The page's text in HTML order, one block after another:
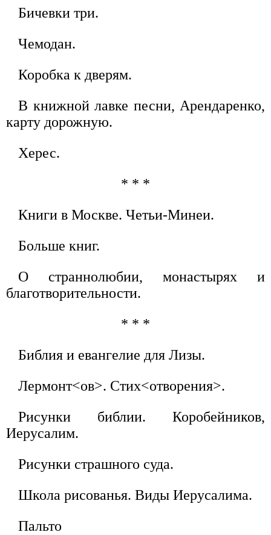
Бичевки три.
Чемодан.
Коробка к дверям.
В книжной лавке песни, Арендаренко,
карту дорожную.
Херес.
* * *
Книги в Москве. Четьи-Минеи.
Больше книг.
О страннолюбии, монастырях и
благотворительности.
* * *
Библия и евангелие для Лизы.
Лермонт<ов>. Стих<отворения>.
Рисунки библии. Коробейников,
Иерусалим.
Рисунки страшного суда.
Школа рисованья. Виды Иерусалима.
Пальто